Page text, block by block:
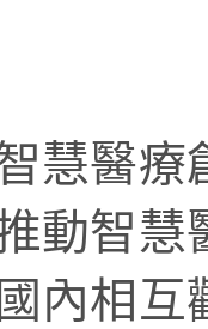
慧醫
動智
內相